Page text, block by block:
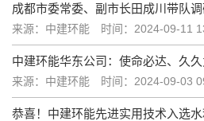
成都市委常委、副市长田成川带队
来源：中建环能 时间：2024-09-11
中建环能华东公司：使命必达、久
来源：中建环能 时间：2024-09-03
恭喜！中建环能先进实用技术入选